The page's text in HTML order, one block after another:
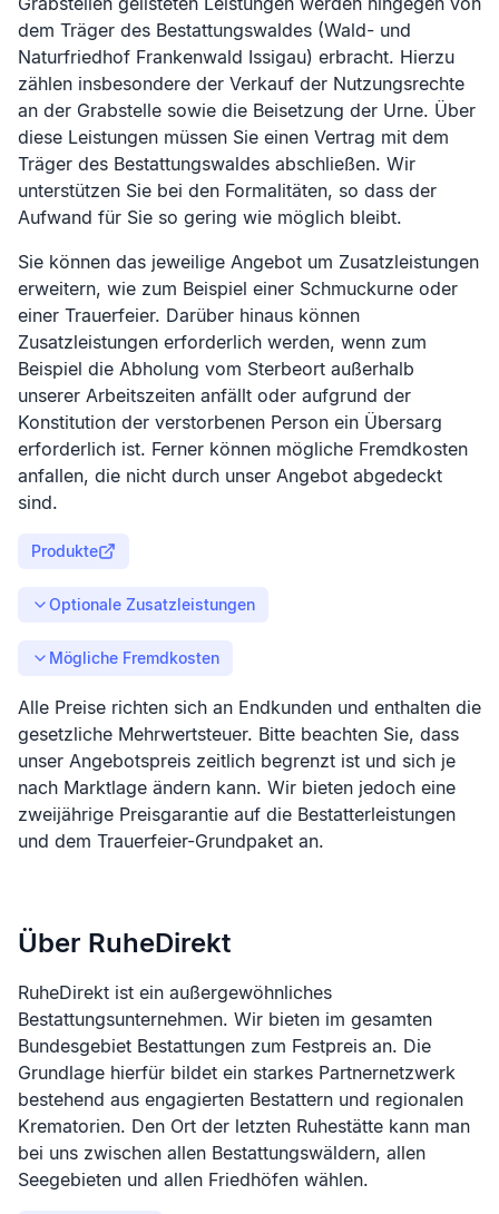
dem Träger des Bestattungswaldes (Wald- und
Naturfriedhof Frankenwald Issigau) erbracht. Hierzu
zählen insbesondere der Verkauf der Nutzungsrechte
an der Grabstelle sowie die Beisetzung der Urne. Über
diese Leistungen müssen Sie einen Vertrag mit dem
Träger des Bestattungswaldes abschließen. Wir
unterstützen Sie bei den Formalitäten, so dass der
Aufwand für Sie so gering wie möglich bleibt.
Sie können das jeweilige Angebot um Zusatzleistungen
erweitern, wie zum Beispiel einer Schmuckurne oder
einer Trauerfeier. Darüber hinaus können
Zusatzleistungen erforderlich werden, wenn zum
Beispiel die Abholung vom Sterbeort außerhalb
unserer Arbeitszeiten anfällt oder aufgrund der
Konstitution der verstorbenen Person ein Übersarg
erforderlich ist. Ferner können mögliche Fremdkosten
anfallen, die nicht durch unser Angebot abgedeckt
sind.
Produkte
Optionale Zusatzleistungen
Mögliche Fremdkosten
Alle Preise richten sich an Endkunden und enthalten die
gesetzliche Mehrwertsteuer. Bitte beachten Sie, dass
unser Angebotspreis zeitlich begrenzt ist und sich je
nach Marktlage ändern kann. Wir bieten jedoch eine
zweijährige Preisgarantie auf die Bestatterleistungen
und dem Trauerfeier-Grundpaket an.
Über RuheDirekt
RuheDirekt ist ein außergewöhnliches
Bestattungsunternehmen. Wir bieten im gesamten
Bundesgebiet Bestattungen zum Festpreis an. Die
Grundlage hierfür bildet ein starkes Partnernetzwerk
bestehend aus engagierten Bestattern und regionalen
Krematorien. Den Ort der letzten Ruhestätte kann man
bei uns zwischen allen Bestattungswäldern, allen
Seegebieten und allen Friedhöfen wählen.